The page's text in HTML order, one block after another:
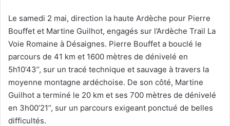
Le samedi 2 mai, direction la haute Ardèche pour Pierre
Bouffet et Martine Guilhot, engagés sur l’Ardèche Trail La
Voie Romaine à Désaignes. Pierre Bouffet a bouclé le
parcours de 41 km et 1600 mètres de dénivelé en
5h10’43’’, sur un tracé technique et sauvage à travers la
moyenne montagne ardéchoise. De son côté, Martine
Guilhot a terminé le 20 km et ses 700 mètres de dénivelé
en 3h00’21’’, sur un parcours exigeant ponctué de belles
difficultés.